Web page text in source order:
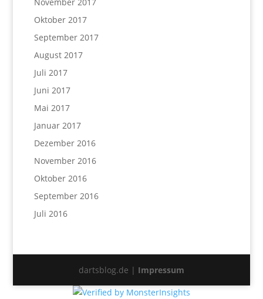
Oktober 2017
September 2017
August 2017
Juli 2017
Juni 2017
Mai 2017
Januar 2017
Dezember 2016
November 2016
Oktober 2016
September 2016
Juli 2016
dartsblog.de | Impressum